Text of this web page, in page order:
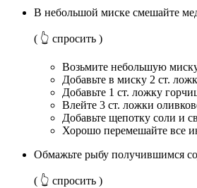
В небольшой миске смешайте
( 👆 спросить )
Возьмите небольшую
Добавьте в миску 2 ст.
Добавьте 1 ст. ложку
Влейте 3 ст. ложки
Добавьте щепотку соли и
Хорошо перемешайте все
Обмажьте рыбу получившимся
( 👆 спросить )